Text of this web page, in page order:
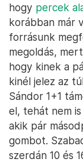
hogy percek
korábban már
forrásunk
megoldás,
hogy kinek a
kinél jelez az
Sándor 1+1
el, tehát nem
akik pár
gombot.
szerdán 10 és